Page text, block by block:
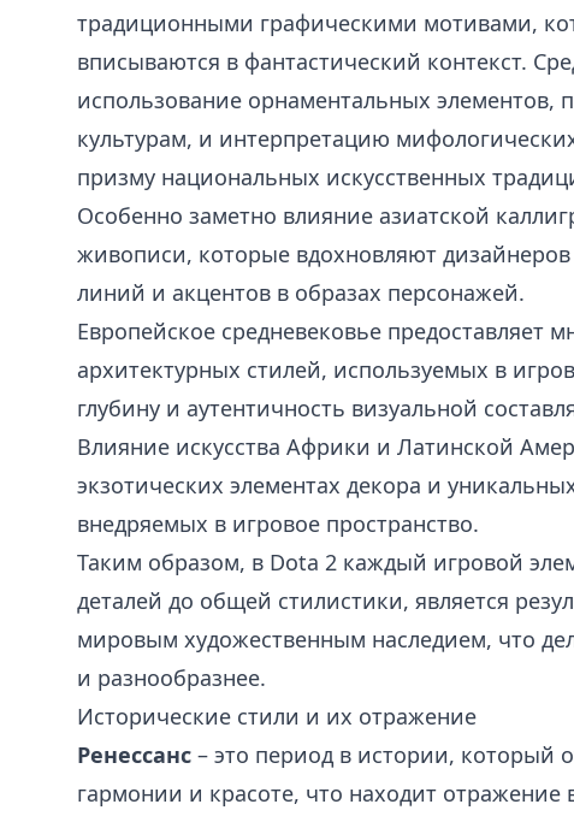
традиционными графическими мотивами,
вписываются в фантастический контекст.
использование орнаментальных элементов,
культурам, и интерпретацию
призму национальных искусственных
Особенно заметно влияние азиатской
живописи, которые вдохновляют дизайнеров
линий и акцентов в образах персонажей.
Европейское средневековье предоставляет
архитектурных стилей, используемых в
глубину и аутентичность визуальной
Влияние искусства Африки и Латинской
экзотических элементах декора и
внедряемых в игровое пространство.
Таким образом, в Dota 2 каждый игровой
деталей до общей стилистики, является
мировым художественным наследием, что
и разнообразнее.
Исторические стили и их отражение
Ренессанс – это период в истории, который
гармонии и красоте, что находит отражение